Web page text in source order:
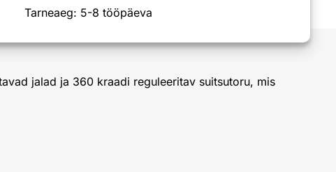
Tarneaeg: 5-8 tööpäeva
jalad ja 360 kraadi reguleeritav suitsutoru, mis